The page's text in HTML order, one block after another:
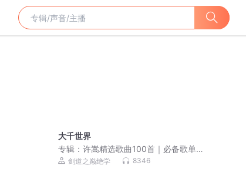
大千世界
专辑：许嵩精选歌曲100首｜必备歌单
（超高清音质）
剑道之巅绝学 8346